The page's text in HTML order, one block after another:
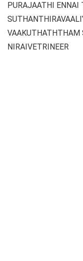
PURAJAATHI ENNAI
VAAKUTHATHTHAM
NIRAIVETRINEER